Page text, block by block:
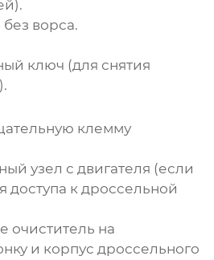
ворса.
ключ (для снятия
).
клемму
узел с двигателя (если
доступа кдроссельной
очиститель на
и корпусдроссельного